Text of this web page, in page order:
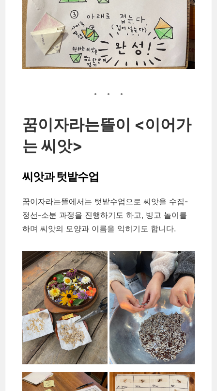
꿈이자라는뜰이 <이어가
는 씨앗>
씨앗과 텃밭수업
꿈이자라는뜰에서는 텃밭수업으로 씨앗을 수집-
정선-소분 과정을 진행하기도 하고, 빙고 놀이를
하며 씨앗의 모양과 이름을 익히기도 합니다.